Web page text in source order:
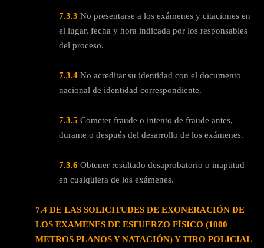
7.3.3 No presentarse a los exámenes y citaciones en
el lugar, fecha y hora indicada por los responsables
del proceso.
7.3.4 No acreditar su identidad con el documento
nacional de identidad correspondiente.
7.3.5 Cometer fraude o intento de fraude antes,
durante o después del desarrollo de los exámenes.
7.3.6 Obtener resultado desaprobatorio o inaptitud
en cualquiera de los exámenes.
7.4 DE LAS SOLICITUDES DE EXONERACIÓN DE
LOS EXAMENES DE ESFUERZO FÍSICO (1000
METROS PLANOS Y NATACIÓN) Y TIRO POLICIAL